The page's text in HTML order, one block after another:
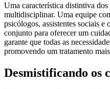
Uma característica distintiva
multidisciplinar. Uma equipe
psicólogos, assistentes sociais
conjunto para oferecer um
garante que todas as
promovendo um tratamento
Desmistificando os